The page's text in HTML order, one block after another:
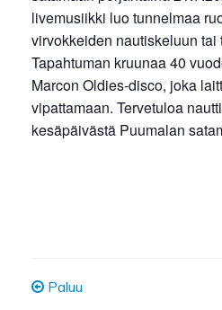
livemusiikki luo tunnelmaa
virvokkeiden nautiskeluun tai
Tapahtuman kruunaa 40
Marcon Oldies-disco, joka
vipattamaan. Tervetuloa
kesäpäivästä Puumalan
Paluu